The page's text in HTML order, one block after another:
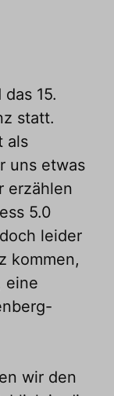
15.
statt.
als
uns etwas
erzählen
5.0
leider
kommen,
eine
wir den